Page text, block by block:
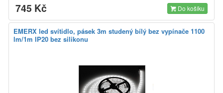
745 Kč Do košíku
EMERX led svítidlo, pásek 3m studený bílý bez vypínače 1100
lm/1m IP20 bez silikonu